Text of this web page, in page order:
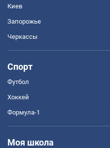
Киев
Запорожье
Черкассы
Спорт
Футбол
Хоккей
Формула-1
Моя школа